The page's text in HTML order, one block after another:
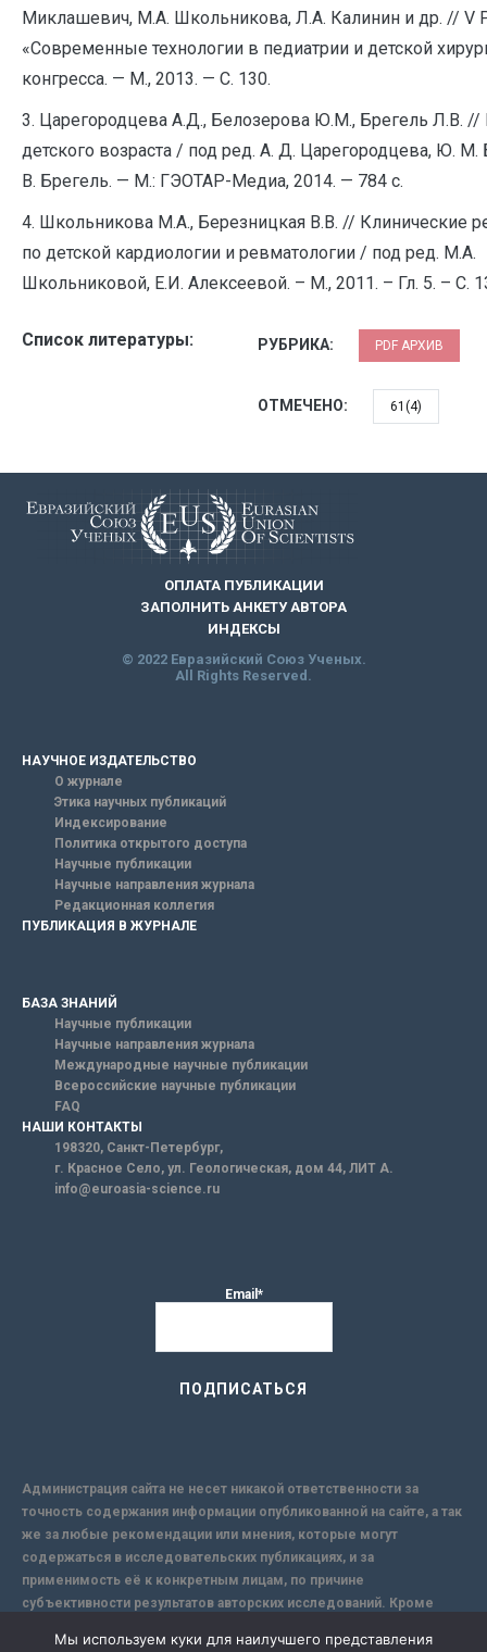
Миклашевич, М.А. Школьникова, Л.А. Калинин и др. // V
«Современные технологии в педиатрии и детской
конгресса. — М., 2013. — С. 130.
3. Царегородцева А.Д., Белозерова Ю.М., Брегель Л.В. //
детского возраста / под ред. А. Д. Царегородцева, Ю. М.
В. Брегель. — М.: ГЭОТАР-Медиа, 2014. — 784 с.
4. Школьникова М.А., Березницкая В.В. // Клинические
по детской кардиологии и ревматологии / под ред. М.А.
Школьниковой, Е.И. Алексеевой. – М., 2011. – Гл. 5. – С.
Список литературы: РУБРИКА: PDF АРХИВ
ОТМЕЧЕНО: 61(4)
ОПЛАТА ПУБЛИКАЦИИ
ЗАПОЛНИТЬ АНКЕТУ АВТОРА
ИНДЕКСЫ
© 2022 Евразийский Союз Ученых.
All Rights Reserved.
НАУЧНОЕ ИЗДАТЕЛЬСТВО
О журнале
Этика научных публикаций
Индексирование
Политика открытого доступа
Научные публикации
Научные направления журнала
Редакционная коллегия
ПУБЛИКАЦИЯ В ЖУРНАЛЕ
БАЗА ЗНАНИЙ
Научные публикации
Научные направления журнала
Международные научные публикации
Всероссийские научные публикации
FAQ
НАШИ КОНТАКТЫ
198320, Санкт-Петербург,
г. Красное Село, ул. Геологическая, дом 44, ЛИТ А.
info@euroasia-science.ru
Email*
Администрация сайта не несет никакой ответственности за
точность содержания информации опубликованной на сайте, а так
же за любые рекомендации или мнения, которые могут
содержаться в исследовательских публикациях, и за
применимость её к конкретным лицам, по причине
субъективности результатов авторских исследований. Кроме
надежной защиты информации, Сайт не несет ответственности за
Мы используем куки для наилучшего представления